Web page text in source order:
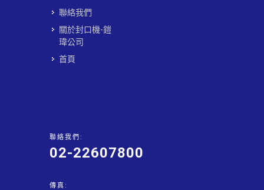
聯絡我們
關於封口機-鎧
瑋公司
首頁
聯絡我們:
02-22607800
傳真: